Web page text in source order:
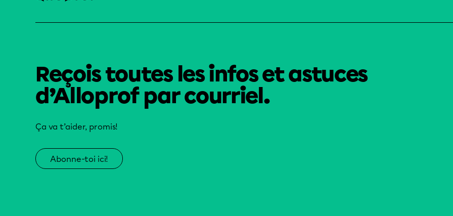
Reçois toutes les infos et astuces
d’Alloprof par courriel.
Ça va t’aider, promis!
Abonne-toi ici!